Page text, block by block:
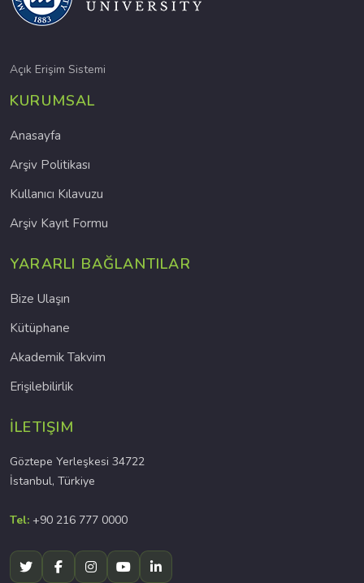
Açık Erişim Sistemi
KURUMSAL
Anasayfa
Arşiv Politikası
Kullanıcı Kılavuzu
Arşiv Kayıt Formu
YARARLI BAĞLANTILAR
Bize Ulaşın
Kütüphane
Akademik Takvim
Erişilebilirlik
İLETIŞIM
Göztepe Yerleşkesi 34722
İstanbul, Türkiye
Tel: +90 216 777 0000